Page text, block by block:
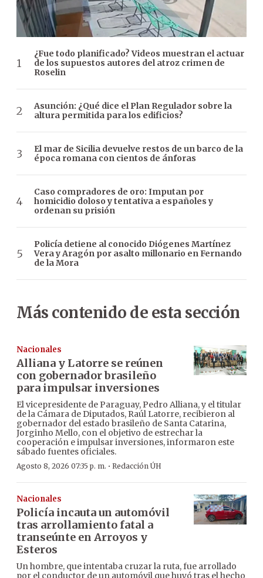
¿Fue todo planificado? Videos muestran el actuar
de los supuestos autores del atroz crimen de
Roselin
Asunción: ¿Qué dice el Plan Regulador sobre la
altura permitida para los edificios?
El mar de Sicilia devuelve restos de un barco de la
época romana con cientos de ánforas
Caso compradores de oro: Imputan por
homicidio doloso y tentativa a españoles y
ordenan su prisión
Policía detiene al conocido Diógenes Martínez
Vera y Aragón por asalto millonario en Fernando
de la Mora
Más contenido de esta sección
Nacionales
Alliana y Latorre se reúnen
con gobernador brasileño
para impulsar inversiones
El vicepresidente de Paraguay, Pedro Alliana, y el titular
de la Cámara de Diputados, Raúl Latorre, recibieron al
gobernador del estado brasileño de Santa Catarina,
Jorginho Mello, con el objetivo de estrechar la
cooperación e impulsar inversiones, informaron este
sábado fuentes oficiales.
Agosto 8, 2026 07:35 p. m. · Redacción ÚH
Nacionales
Policía incauta un automóvil
tras arrollamiento fatal a
transeúnte en Arroyos y
Esteros
Un hombre, que intentaba cruzar la ruta, fue arrollado
por el conductor de un automóvil que huyó tras el hecho